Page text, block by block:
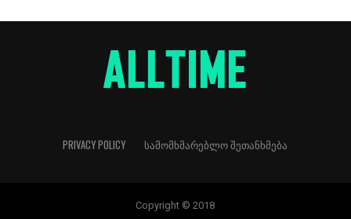
PRIVACY POLICY ᲡᲐᲛᲝᲛᲮᲛᲐᲠᲔᲑᲚᲝ ᲨᲔᲗᲐᲜᲮᲛᲔᲑᲐ
Copyright © 2018